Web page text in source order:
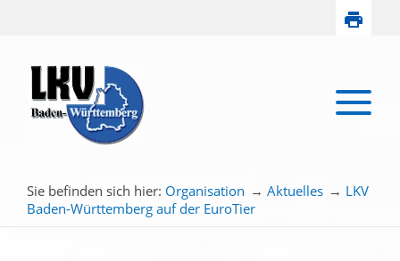
Sie befinden sich hier: Organisation → Aktuelles → LKV
Baden-Württemberg auf der EuroTier